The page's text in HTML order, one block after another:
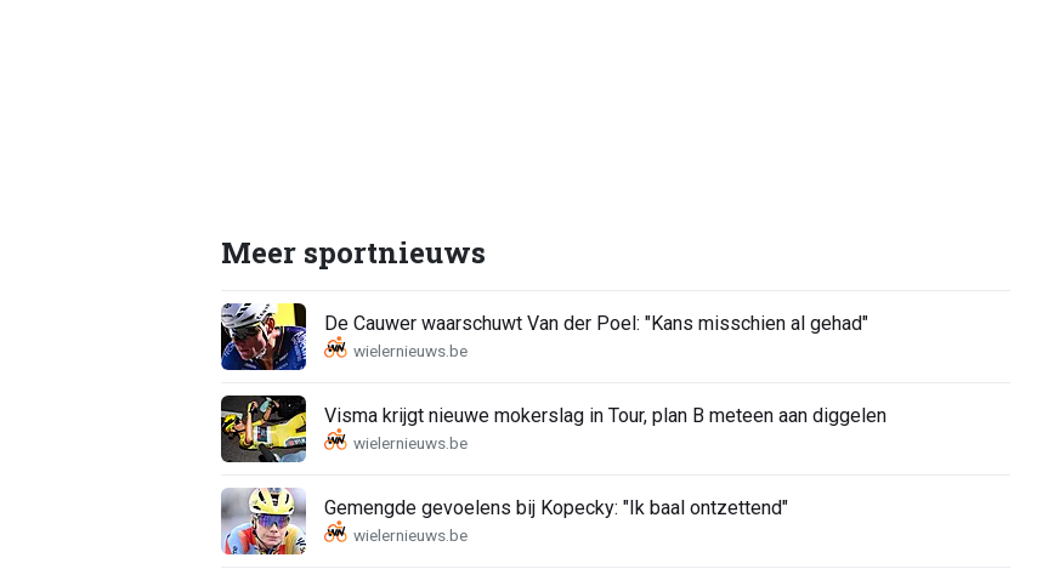
Meer sportnieuws
De Cauwer waarschuwt Van der Poel: "Kans misschien al gehad"
Visma krijgt nieuwe mokerslag in Tour, plan B meteen aan diggelen
Gemengde gevoelens bij Kopecky: "Ik baal ontzettend"